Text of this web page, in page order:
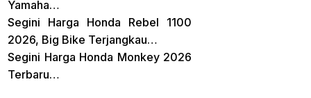
Yamaha…
Segini Harga Honda Rebel 1100
2026, Big Bike Terjangkau…
Segini Harga Honda Monkey 2026
Terbaru…